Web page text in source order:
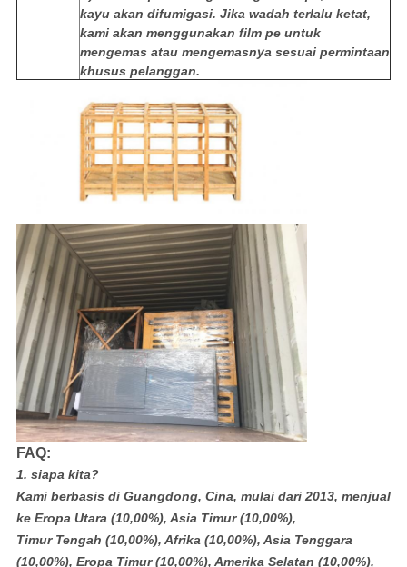
kayu akan difumigasi. Jika wadah terlalu ketat,
kami akan menggunakan film pe untuk
mengemas atau mengemasnya sesuai permintaan
khusus pelanggan.
FAQ:
1. siapa kita?
Kami berbasis di Guangdong, Cina, mulai dari 2013, menjual
ke Eropa Utara (10,00%), Asia Timur (10,00%),
Timur Tengah (10,00%), Afrika (10,00%), Asia Tenggara
(10,00%), Eropa Timur (10,00%), Amerika Selatan (10,00%),